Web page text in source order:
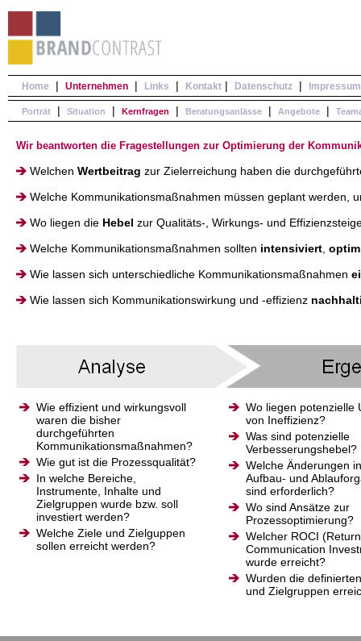
Home | Unternehmen | Links | Kontakt | Datenschutz | Impressum
Porträt | Situation | Kernfragen | Beratungsanlässe | Angebote |
Wir beantworten die Fragestellungen zur Optimierung der
Welchen Wertbeitrag zur Zielerreichung haben die
Welche Kommunikationsmaßnahmen müssen geplant werden,
Wo liegen die Hebel zur Qualitäts-, Wirkungs- und
Welche Kommunikationsmaßnahmen sollten intensiviert
Wie lassen sich unterschiedliche Kommunikationsmaßnahmen
Wie lassen sich Kommunikationswirkung und -effizienz
Wie effizient und wirkungsvoll
waren die bisher
durchgeführten
Kommunikationsmaßnahmen?
Wie gut ist die Prozessqualität?
In welche Bereiche,
Instrumente, Inhalte und
Zielgruppen wurde bzw. soll
investiert werden?
Welche Ziele und Zielguppen
sollen erreicht werden?
Wo liegen potenzielle
von Ineffizienz?
Was sind potenzielle
Verbesserungshebel?
Welche Änderungen
Aufbau- und
sind erforderlich?
Wo sind Ansätze zur
Prozessoptimierung?
Welcher ROCI
Communication
wurde erreicht?
Wurden die
und Zielgruppen